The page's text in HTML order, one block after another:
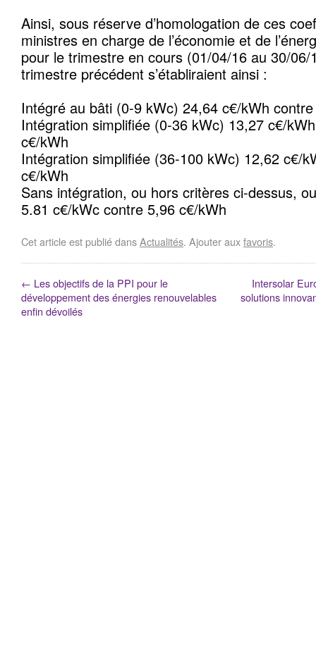
Ainsi, sous réserve d’homologation de ces
ministres en charge de l’économie et de
pour le trimestre en cours (01/04/16 au 30/
trimestre précédent s’établiraient ainsi :
Intégré au bâti (0-9 kWc) 24,64 c€/kWh
Intégration simplifiée (0-36 kWc) 13,27 c€/
c€/kWh
Intégration simplifiée (36-100 kWc) 12,62 c€/
c€/kWh
Sans intégration, ou hors critères ci-dessus,
5.81 c€/kWc contre 5,96 c€/kWh
Cet article est publié dansActualités. Ajouter auxfavoris.
← Les objectifs de la PPI pour le
développement des énergies renouvelables
enfin dévoilés
Intersolar
solutions